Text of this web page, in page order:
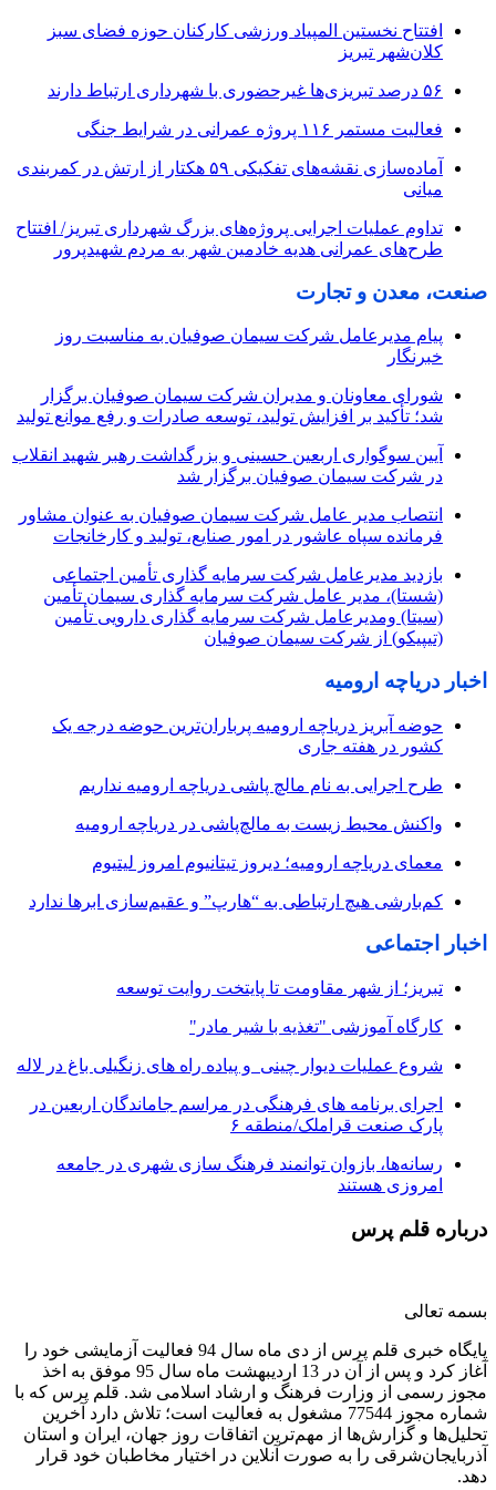
افتتاح نخستین المپیاد ورزشی کارکنان حوزه فضای سبز
کلان‌شهر تبریز
۵۶ درصد تبریزی‌ها غیرحضوری با شهرداری ارتباط دارند
فعالیت مستمر ۱۱۶ پروژه عمرانی در شرایط جنگی
آماده‌سازی نقشه‌های تفکیکی ۵۹ هکتار از ارتش در کمربندی
میانی
تداوم عملیات اجرایی پروژه‌های بزرگ شهرداری تبریز/ افتتاح
طرح‌های عمرانی هدیه خادمین شهر به مردم شهیدپرور
صنعت، معدن و تجارت
پیام مدیرعامل شرکت سیمان صوفیان به مناسبت روز
خبرنگار
شورای معاونان و مدیران شرکت سیمان صوفیان برگزار
شد؛ تأکید بر افزایش تولید، توسعه صادرات و رفع موانع تولید
آیین سوگواری اربعین حسینی و بزرگداشت رهبر شهید انقلاب
در شرکت سیمان صوفیان برگزار شد
انتصاب مدیر عامل شرکت سیمان صوفیان به عنوان مشاور
فرمانده سپاه عاشور در امور صنایع، تولید و کارخانجات
بازدید مدیرعامل شرکت سرمایه گذاری تأمین اجتماعی
(شستا)، مدیر عامل شرکت سرمایه گذاری سیمان تأمین
(سیتا) ومدیرعامل شرکت سرمایه گذاری دارویی تأمین
(تیپیکو) از شرکت سیمان صوفیان
اخبار دریاچه ارومیه
حوضه آبریز دریاچه ارومیه پرباران‌ترین حوضه‌ درجه یک
کشور در هفته جاری
طرح اجرایی به نام مالچ پاشی دریاچه ارومیه نداریم
واکنش محیط زیست به مالچ‌پاشی در دریاچه ارومیه
معمای دریاچه ارومیه؛ دیروز تیتانیوم امروز لیتیوم
کم‌بارشی هیچ ارتباطی به “هارپ” و عقیم‌سازی ابرها ندارد
اخبار اجتماعی
تبریز؛ از شهر مقاومت تا پایتخت روایت توسعه
کارگاه آموزشی "تغذیه با شیر مادر"
شروع عملیات دیوار چینی و پیاده راه های زنگیلی باغ در لاله
اجرای برنامه های فرهنگی در مراسم جاماندگان اربعین در
پارک صنعت قراملک/منطقه ۶
رسانه‌ها، بازوان توانمند فرهنگ‌ سازی شهری در جامعه
امروزی هستند
درباره قلم پرس
بسمه تعالی
پایگاه خبری قلم پرس از دی ماه سال 94 فعالیت آزمایشی خود را
آغاز کرد و پس از آن در 13 اردیبهشت ماه سال 95 موفق به اخذ
مجوز رسمی از وزارت فرهنگ و ارشاد اسلامی شد. قلم پرس که با
شماره مجوز 77544 مشغول به فعالیت است؛ تلاش دارد آخرین
تحلیل‌ها و گزارش‌ها از مهم‌ترین اتفاقات روز جهان، ایران و استان
آذربایجان‌شرقی را به صورت آنلاین در اختیار مخاطبان خود قرار
دهد.